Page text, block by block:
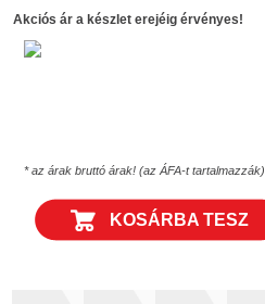
Akciós ár a készlet erejéig érvényes!
* az árak bruttó árak! (az ÁFA-t tartalmazzák)
KOSÁRBA TESZ